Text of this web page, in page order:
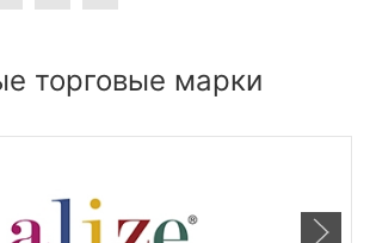
торговые марки